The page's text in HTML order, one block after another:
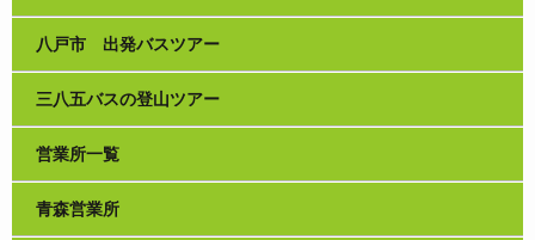
八戸市 出発バスツアー
三八五バスの登山ツアー
営業所一覧
青森営業所